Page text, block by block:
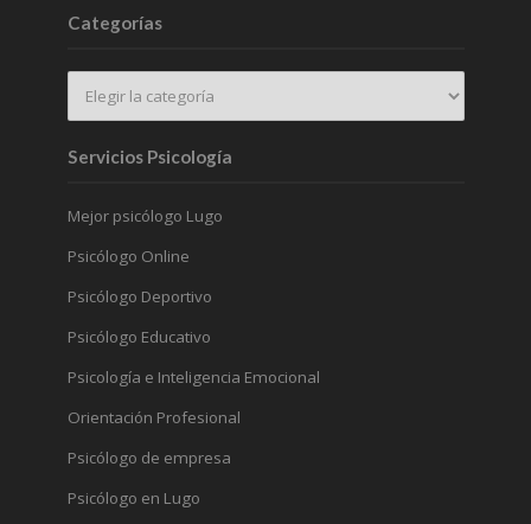
Categorías
Servicios Psicología
Mejor psicólogo Lugo
Psicólogo Online
Psicólogo Deportivo
Psicólogo Educativo
Psicología e Inteligencia Emocional
Orientación Profesional
Psicólogo de empresa
Psicólogo en Lugo